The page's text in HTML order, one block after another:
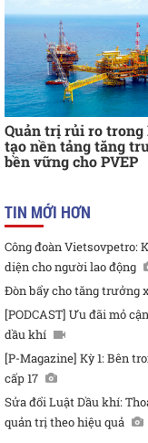
Quản trị rủi ro trong
tạo nền tảng tăng
bền vững cho PVEP
TIN MỚI HƠN
Công đoàn Vietsovpetro:
diện cho người lao động
Đòn bẩy cho tăng trưởng
[PODCAST] Ưu đãi mỏ
dầu khí
[P-Magazine] Kỳ 1: Bên
cấp 17
Sửa đổi Luật Dầu khí:
quản trị theo hiệu quả